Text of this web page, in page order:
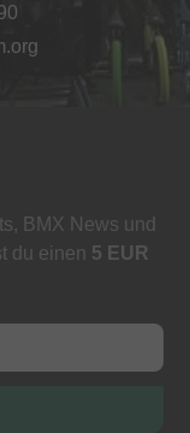
BMX News und
du einen 5 EUR